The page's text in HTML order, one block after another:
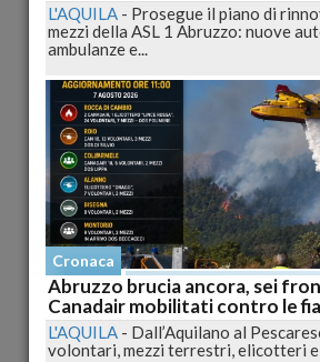
Il Cardinale Bertone apre la Porta
L'AQUILA-Alle spalle del Cardinale nella
presenti l'arcivescovo dell'Aquila,
pubblicato il 28/08/2009 20:20
Cronaca
L'AQUILA - Prosegue il piano di
mezzi della ASL 1 Abruzzo: nuove
ambulanze e...
Cronaca
Abruzzo brucia ancora, sei
Canadair mobilitati contro le
L'AQUILA - Dall’Aquilano al
volontari, mezzi terrestri, elicotteri e